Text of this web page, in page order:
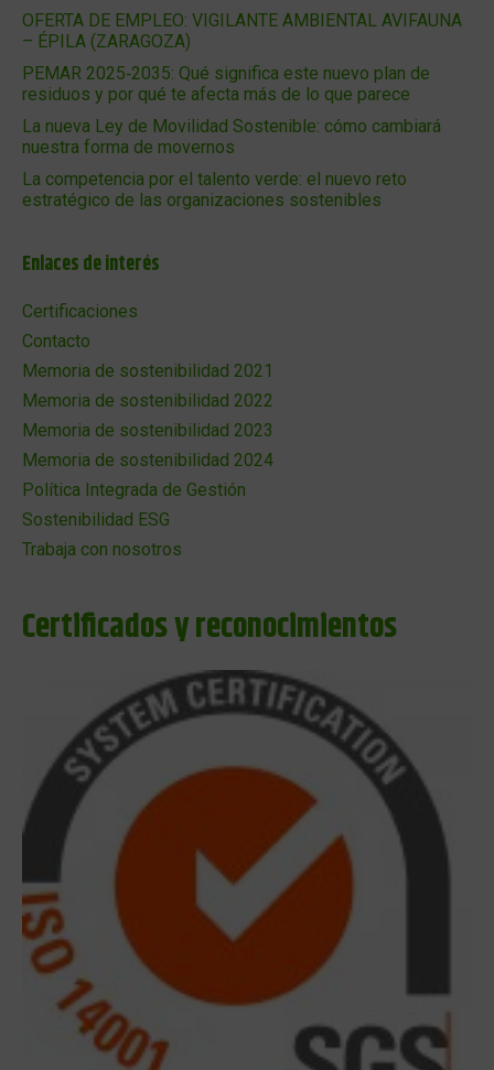
OFERTA DE EMPLEO: VIGILANTE AMBIENTAL AVIFAUNA
– ÉPILA (ZARAGOZA)
PEMAR 2025‑2035: Qué significa este nuevo plan de
residuos y por qué te afecta más de lo que parece
La nueva Ley de Movilidad Sostenible: cómo cambiará
nuestra forma de movernos
La competencia por el talento verde: el nuevo reto
estratégico de las organizaciones sostenibles
Enlaces de interés
Certificaciones
Contacto
Memoria de sostenibilidad 2021
Memoria de sostenibilidad 2022
Memoria de sostenibilidad 2023
Memoria de sostenibilidad 2024
Política Integrada de Gestión
Sostenibilidad ESG
Trabaja con nosotros
Certificados y reconocimientos